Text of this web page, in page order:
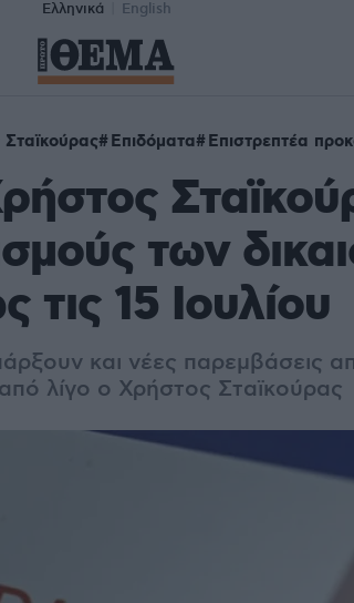
Ελληνικά English
Επιδόματα Επιστρεπτέα
των
15 Ιουλίου
και νέες παρεμβάσεις
λίγο ο Χρήστος Σταϊκούρας